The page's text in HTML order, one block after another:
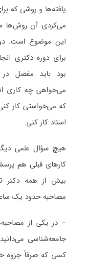
یافته‌ها و روشی که
می‌کردی آن روش‌ها
این موضوع است.
برای دوره دکتری
می‌خواهی چه کاری
که می‌خواستی کار
استاد کار کنی.
هیچ سؤال علمی
کارهای قبلی هم
بیش از همه دکتر
مصاحبه حدود یک
– در یکی از
جامعه‌شناسی
کسی که صرفاً جزوه